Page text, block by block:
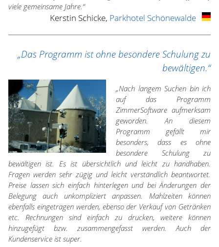
viele gemeinsame Jahre.“
Kerstin Schicke, Parkhotel Schönewalde
„Das Programm ist ohne besondere Schulung zu
bewältigen.“
„Nach langem Suchen bin ich
auf das Programm
ZimmerSoftware aufmerksam
geworden. An diesem
Programm gefällt mir
besonders, dass es ohne
besondere Schulung zu
bewältigen ist. Es ist übersichtlich und leicht zu handhaben.
Fragen werden sehr zügig und leicht verständlich beantwortet.
Preise lassen sich einfach hinterlegen und bei Änderungen der
Belegung auch unkompliziert anpassen. Mahlzeiten können
ebenfalls eingetragen werden, ebenso der Verkauf von Getränken
etc. Rechnungen sind einfach zu drucken, weitere können
hinzugefügt bzw. zusammengefasst werden. Auch der
Kundenservice ist super.